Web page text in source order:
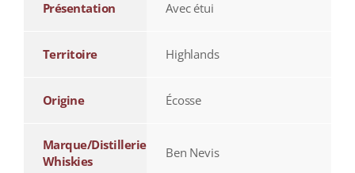
Présentation Avec étui
Territoire Highlands
Origine Écosse
Marque/Distillerie
Whiskies
Ben Nevis